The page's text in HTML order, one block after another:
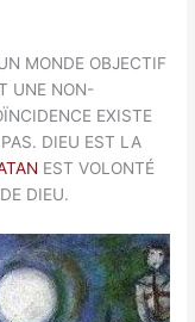
MONDE OBJECTIF
UNE NON-
EXISTE
PAS. DIEU EST LA
EST VOLONTÉ
DIEU.